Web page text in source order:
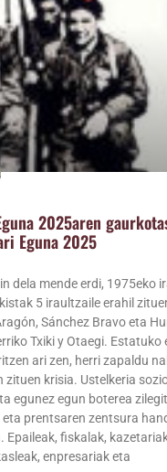
2025aren
Egu­na 2025
dela men­de erdi, 1975eko
5 iraul­tzai­le erahil
Sán­chez Bra­vo eta
Txi­ki y Otae­gi.
ari zen, herri zapal­du
zituen kri­sia. Ustel­ke­ria
egu­nez egun bote­rea
eta pren­tsa­ren zen­tsu­ra
Epai­leak, fis­ka­lak,
enpre­sa­riak eta